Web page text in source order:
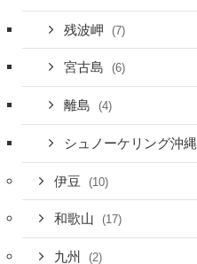
残波岬 (7)
宮古島 (6)
離島 (4)
シュノーケリング沖縄
伊豆 (10)
和歌山 (17)
九州 (2)